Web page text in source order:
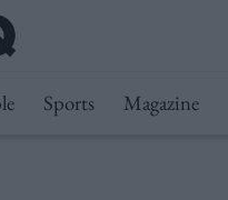
Sports Magazine